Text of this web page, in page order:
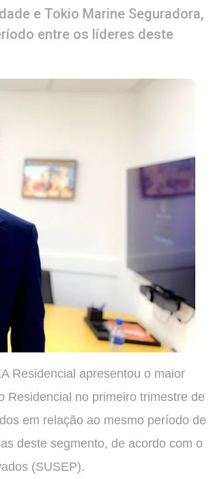
e Tokio Marine Seguradora,
entre os líderes deste
Residencial apresentou o maior
Residencial no primeiro trimestre de
em relação ao mesmo período de
deste segmento, de acordo com o
(SUSEP).